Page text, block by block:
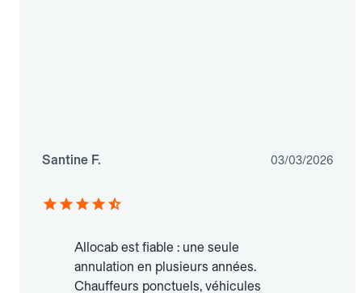
Santine F. 03/03/2026
Allocab est fiable : une seule
annulation en plusieurs années.
Chauffeurs ponctuels, véhicules